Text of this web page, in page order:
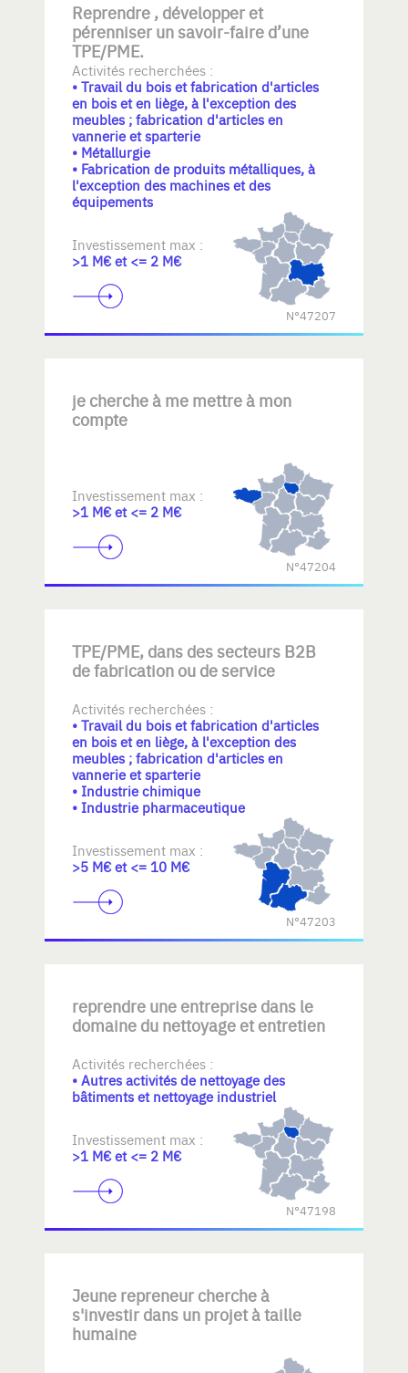
Reprendre , développer et
pérenniser un savoir-faire d’une
TPE/PME.
Activités recherchées :
• Travail du bois et fabrication d'articles
en bois et en liège, à l'exception des
meubles ; fabrication d'articles en
vannerie et sparterie
• Métallurgie
• Fabrication de produits métalliques, à
l'exception des machines et des
équipements
Investissement max :
>1 M€ et <= 2 M€
N°47207
je cherche à me mettre à mon
compte
Investissement max :
>1 M€ et <= 2 M€
N°47204
TPE/PME, dans des secteurs B2B
de fabrication ou de service
Activités recherchées :
• Travail du bois et fabrication d'articles
en bois et en liège, à l'exception des
meubles ; fabrication d'articles en
vannerie et sparterie
• Industrie chimique
• Industrie pharmaceutique
Investissement max :
>5 M€ et <= 10 M€
N°47203
reprendre une entreprise dans le
domaine du nettoyage et entretien
Activités recherchées :
• Autres activités de nettoyage des
bâtiments et nettoyage industriel
Investissement max :
>1 M€ et <= 2 M€
N°47198
Jeune repreneur cherche à
s'investir dans un projet à taille
humaine